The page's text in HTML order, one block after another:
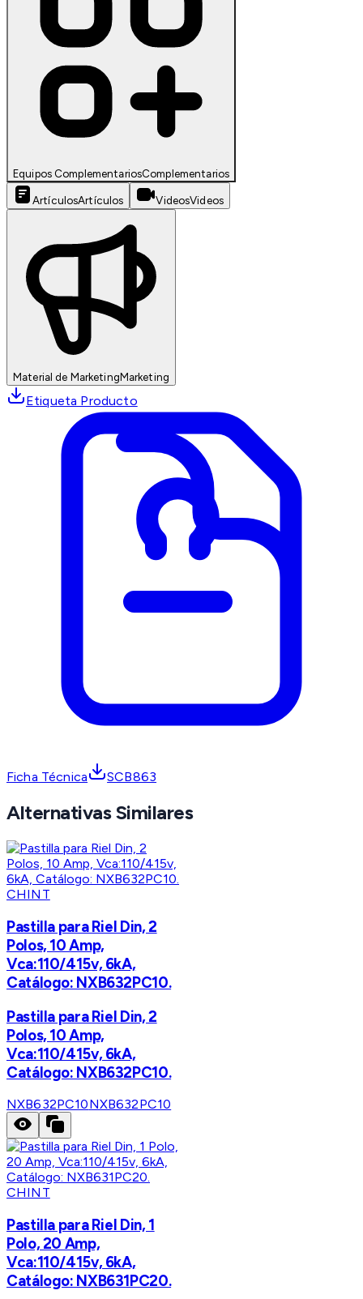
Equipos ComplementariosComplementarios
ArtículosArtículos VideosVideos
Material de MarketingMarketing
Etiqueta Producto
Ficha Técnica SCB863
Alternativas Similares
CHINT
Pastilla para Riel Din, 2
Polos, 10 Amp,
Vca:110/415v, 6kA,
Catálogo: NXB632PC10.
Pastilla para Riel Din, 2
Polos, 10 Amp,
Vca:110/415v, 6kA,
Catálogo: NXB632PC10.
NXB632PC10NXB632PC10
CHINT
Pastilla para Riel Din, 1
Polo, 20 Amp,
Vca:110/415v, 6kA,
Catálogo: NXB631PC20.